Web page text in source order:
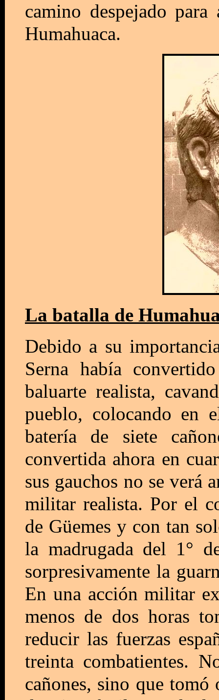
camino despejado
Humahuaca.
La batalla de
Debido a su
Serna había
baluarte realista,
pueblo, colocando en
batería de siete
convertida ahora en
sus gauchos no se verá
militar realista. Por el
de Güemes y con tan
la madrugada del 1°
sorpresivamente la
En una acción militar
menos de dos horas
reducir las fuerzas
treinta combatientes.
cañones, sino que tomó